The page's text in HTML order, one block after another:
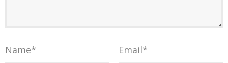
Name* Email*